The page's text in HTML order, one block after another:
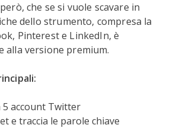
che se si vuole scavare in
dello strumento, compresa la
Pinterest e LinkedIn, è
alla versione premium.
5 account Twitter
e traccia le parole chiave